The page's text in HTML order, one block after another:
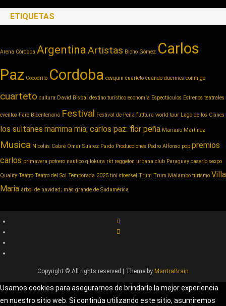
ETIQUETAS
Arena Córdoba ArgentinaArtistas Bicho Gómez Carlos
Paz Cocodrilo Cordoba cosquin cuarteto cuando duermes conmigo
cuarteto cultura David Bisbal destino turístico economía Espectáculos Estrenos teatrales
eventos Faro Bicentenario Festival Festival de Peña futttura world tour Lago de los Cisnes
los sultanes mamma mia; carlos paz: flor peña Mariano Martínez
Musica Nicolás Cabré Omar Suarez Pardo Producciones Pedro Alfonso pop premios
carlos primavera potrero nautico q lokura rkt reggeton urbana club Paraguay caserío sexpo
Quality Teatro Teatro del Sol Temporada 2025 tini stoessel Trum Trum Malambo turismo Villa
Maria árbol de navidad; más grande de Sudamérica
Copyright © All rights reserved | Theme by MantraBrain
Usamos cookies para asegurarnos de brindarle la mejor experiencia
en nuestro sitio web. Si continúa utilizando este sitio, asumiremos